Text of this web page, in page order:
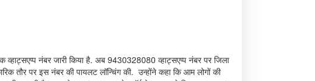
नंबर जारी किया है. अब 9430328080 व्हाट्सएप्प नंबर पर जिला
तौर पर इस नंबर की पायलट लॉन्चिंग की. उन्होंने कहा कि आम लोगों की